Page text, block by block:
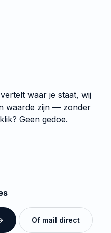
waar je staat, wij
waarde zijn — zonder
Geen gedoe.
Of mail direct